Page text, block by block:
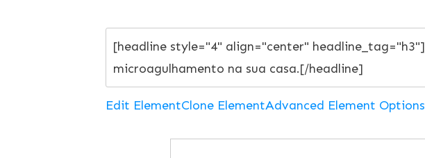
Edit ElementClone ElementAdvanced Element Options